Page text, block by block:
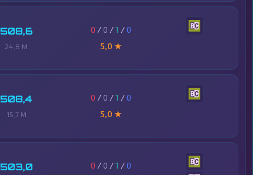
508,6
24,8 M
0 / 0 /1 /0
5,0 ★
508,4
15,7 M
0 / 0 /1 /0
5,0 ★
503,0 0 / 0 /1 /0